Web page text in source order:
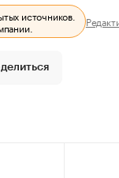
источников.